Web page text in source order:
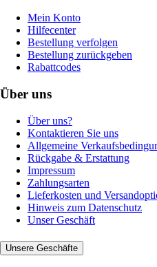
Mein Konto
Hilfecenter
Bestellung verfolgen
Bestellung zurückgeben
Rabattcodes
Über uns
Über uns?
Kontaktieren Sie uns
Allgemeine
Rückgabe & Erstattung
Impressum
Zahlungsarten
Lieferkosten und
Hinweis zum Datenschutz
Unser Geschäft
Unsere Geschäfte